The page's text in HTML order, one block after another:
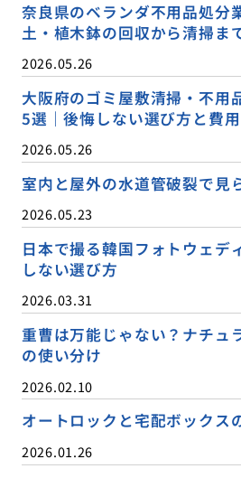
奈良県のベランダ不用品処分
土・植木鉢の回収から清掃ま
2026.05.26
大阪府のゴミ屋敷清掃・不用
5選｜後悔しない選び方と費
2026.05.26
室内と屋外の水道管破裂で見
2026.05.23
日本で撮る韓国フォトウェデ
しない選び方
2026.03.31
重曹は万能じゃない？ナチュ
の使い分け
2026.02.10
オートロックと宅配ボックス
2026.01.26